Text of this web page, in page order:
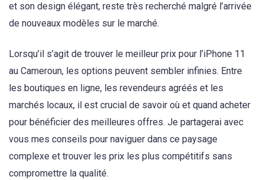
et son design élégant, reste très recherché malgré l’arrivée
de nouveaux modèles sur le marché.
Lorsqu’il s’agit de trouver le meilleur prix pour l’iPhone 11
au Cameroun, les options peuvent sembler infinies. Entre
les boutiques en ligne, les revendeurs agréés et les
marchés locaux, il est crucial de savoir où et quand acheter
pour bénéficier des meilleures offres. Je partagerai avec
vous mes conseils pour naviguer dans ce paysage
complexe et trouver les prix les plus compétitifs sans
compromettre la qualité.